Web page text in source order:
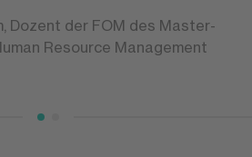
Dozent der FOM des Master-
Resource Management